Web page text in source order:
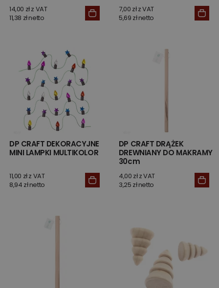
14,00 zł z VAT
11,38 zł netto
7,00 zł z VAT
5,69 zł netto
DP CRAFT DEKORACYJNE
MINI LAMPKI MULTIKOLOR
11,00 zł z VAT
8,94 zł netto
DP CRAFT DRĄŻEK
DREWNIANY DO MAKRAMY
30cm
4,00 zł z VAT
3,25 zł netto